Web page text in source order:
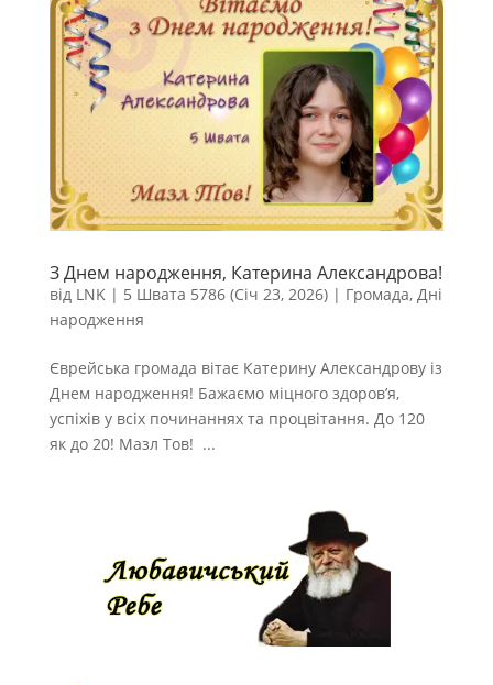
З Днем народження, Катерина Александрова!
від LNK| 5 Швата 5786 (Січ 23, 2026)| Громада, Дні
народження
Єврейська громада вітає Катерину Александрову із
Днем народження! Бажаємо міцного здоров’я,
успіхів у всіх починаннях та процвітання. До 120
як до 20! Мазл Тов! ...